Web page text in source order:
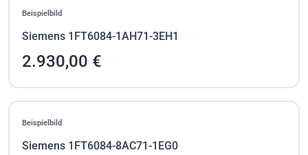
Beispielbild
Siemens 1FT6084-1AH71-3EH1
2.930,00 €
Beispielbild
Siemens 1FT6084-8AC71-1EG0